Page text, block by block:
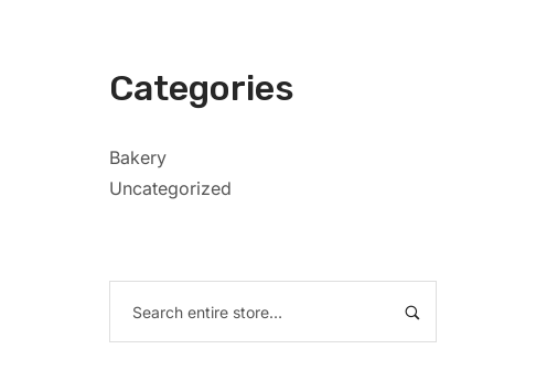
Categories
Bakery
Uncategorized